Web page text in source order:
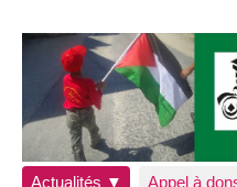
Actualités ▼ Appel à